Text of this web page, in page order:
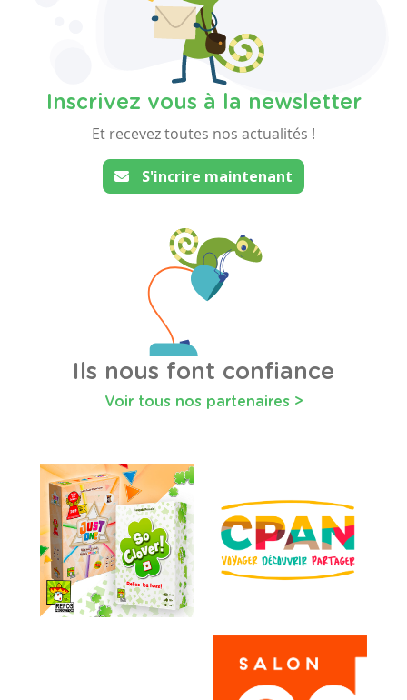
Inscrivez vous à la newsletter
Et recevez toutes nos actualités !
S'incrire maintenant
Ils nous font confiance
Voir tous nos partenaires >